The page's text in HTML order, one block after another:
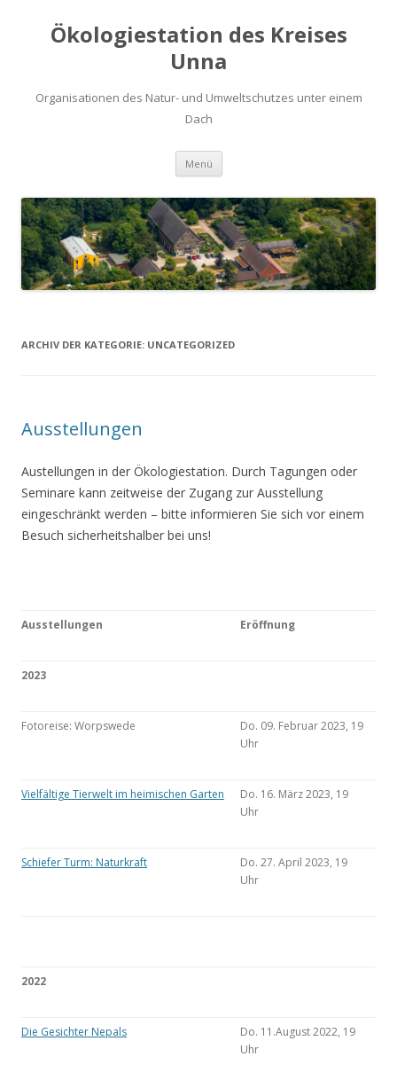
Ökologiestation des Kreises
Unna
Organisationen des Natur- und Umweltschutzes unter einem
Dach
Menü Zum
springen
ARCHIV DER KATEGORIE: UNCATEGORIZED
Ausstellungen
Austellungen in der Ökologiestation. Durch Tagungen oder
Seminare kann zeitweise der Zugang zur Ausstellung
eingeschränkt werden – bitte informieren Sie sich vor einem
Besuch sicherheitshalber bei uns!
Ausstellungen Eröffnung
2023
Fotoreise: Worpswede
Do. 09. Februar 2023, 19
Uhr
Vielfältige Tierwelt im heimischen Garten
Do. 16. März 2023, 19
Uhr
Schiefer Turm: Naturkraft
Do. 27. April 2023, 19
Uhr
2022
Die Gesichter Nepals
Do. 11.August 2022, 19
Uhr